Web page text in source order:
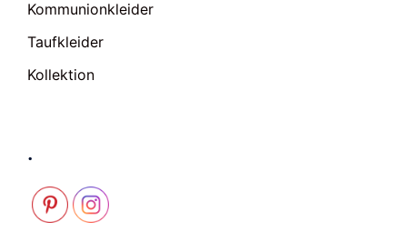
Kommunionkleider
Taufkleider
Kollektion
.